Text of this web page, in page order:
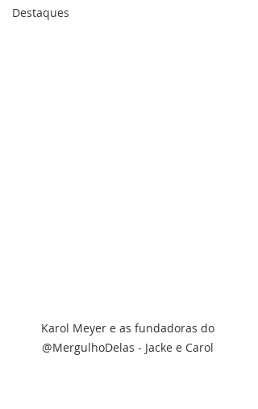
Destaques
Karol Meyer e as fundadoras do
@MergulhoDelas - Jacke e Carol